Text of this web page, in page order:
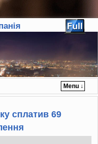
Menu ↓
сплатив 69